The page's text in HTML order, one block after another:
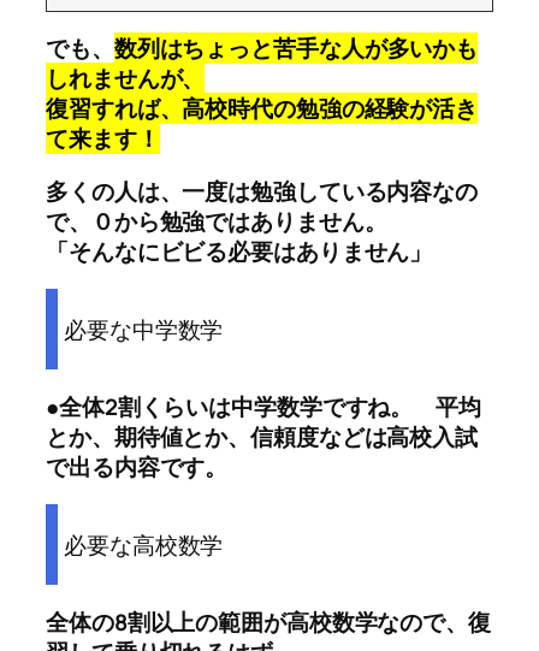
でも、 数列はちょっと苦手な人が多いかも
しれませんが、
復習すれば、高校時代の勉強の経験が活き
て来ます！
多くの人は、一度は勉強している内容なの
で、０から勉強ではありません。
「そんなにビビる必要はありません」
必要な中学数学
●全体2割くらいは中学数学ですね。 平均
とか、期待値とか、信頼度などは高校入試
で出る内容です。
必要な高校数学
全体の8割以上の範囲が高校数学なので、復